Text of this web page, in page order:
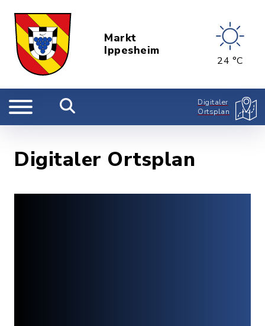
Markt
Ippesheim
24 °C
Digitaler
Ortsplan
Digitaler Ortsplan